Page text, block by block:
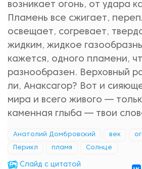
возникает огонь, от удара
Пламень все сжигает,
освещает, согревает,
жидким, жидкое
кажется, одного пламени,
разнообразен. Верховный
ли, Анаксагор? Вот и
мира и всего живого —
каменная глыба — твои
Анатолий Домбровский век
Перикл пламя Солнце
Cлайд с цитатой